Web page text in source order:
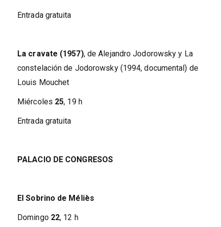
Entrada gratuita
La cravate (1957), de Alejandro Jodorowsky y La
constelación de Jodorowsky (1994, documental) de
Louis Mouchet
Miércoles 25, 19 h
Entrada gratuita
PALACIO DE CONGRESOS
El Sobrino de Méliès
Domingo 22, 12 h